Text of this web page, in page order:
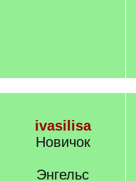
ivasilisa
Новичок
Энгельс